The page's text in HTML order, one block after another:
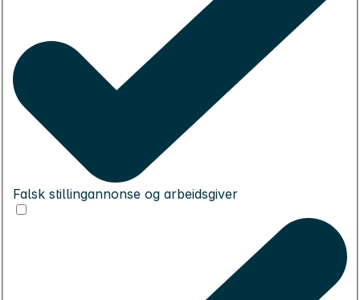
Falsk stillingannonse og arbeidsgiver